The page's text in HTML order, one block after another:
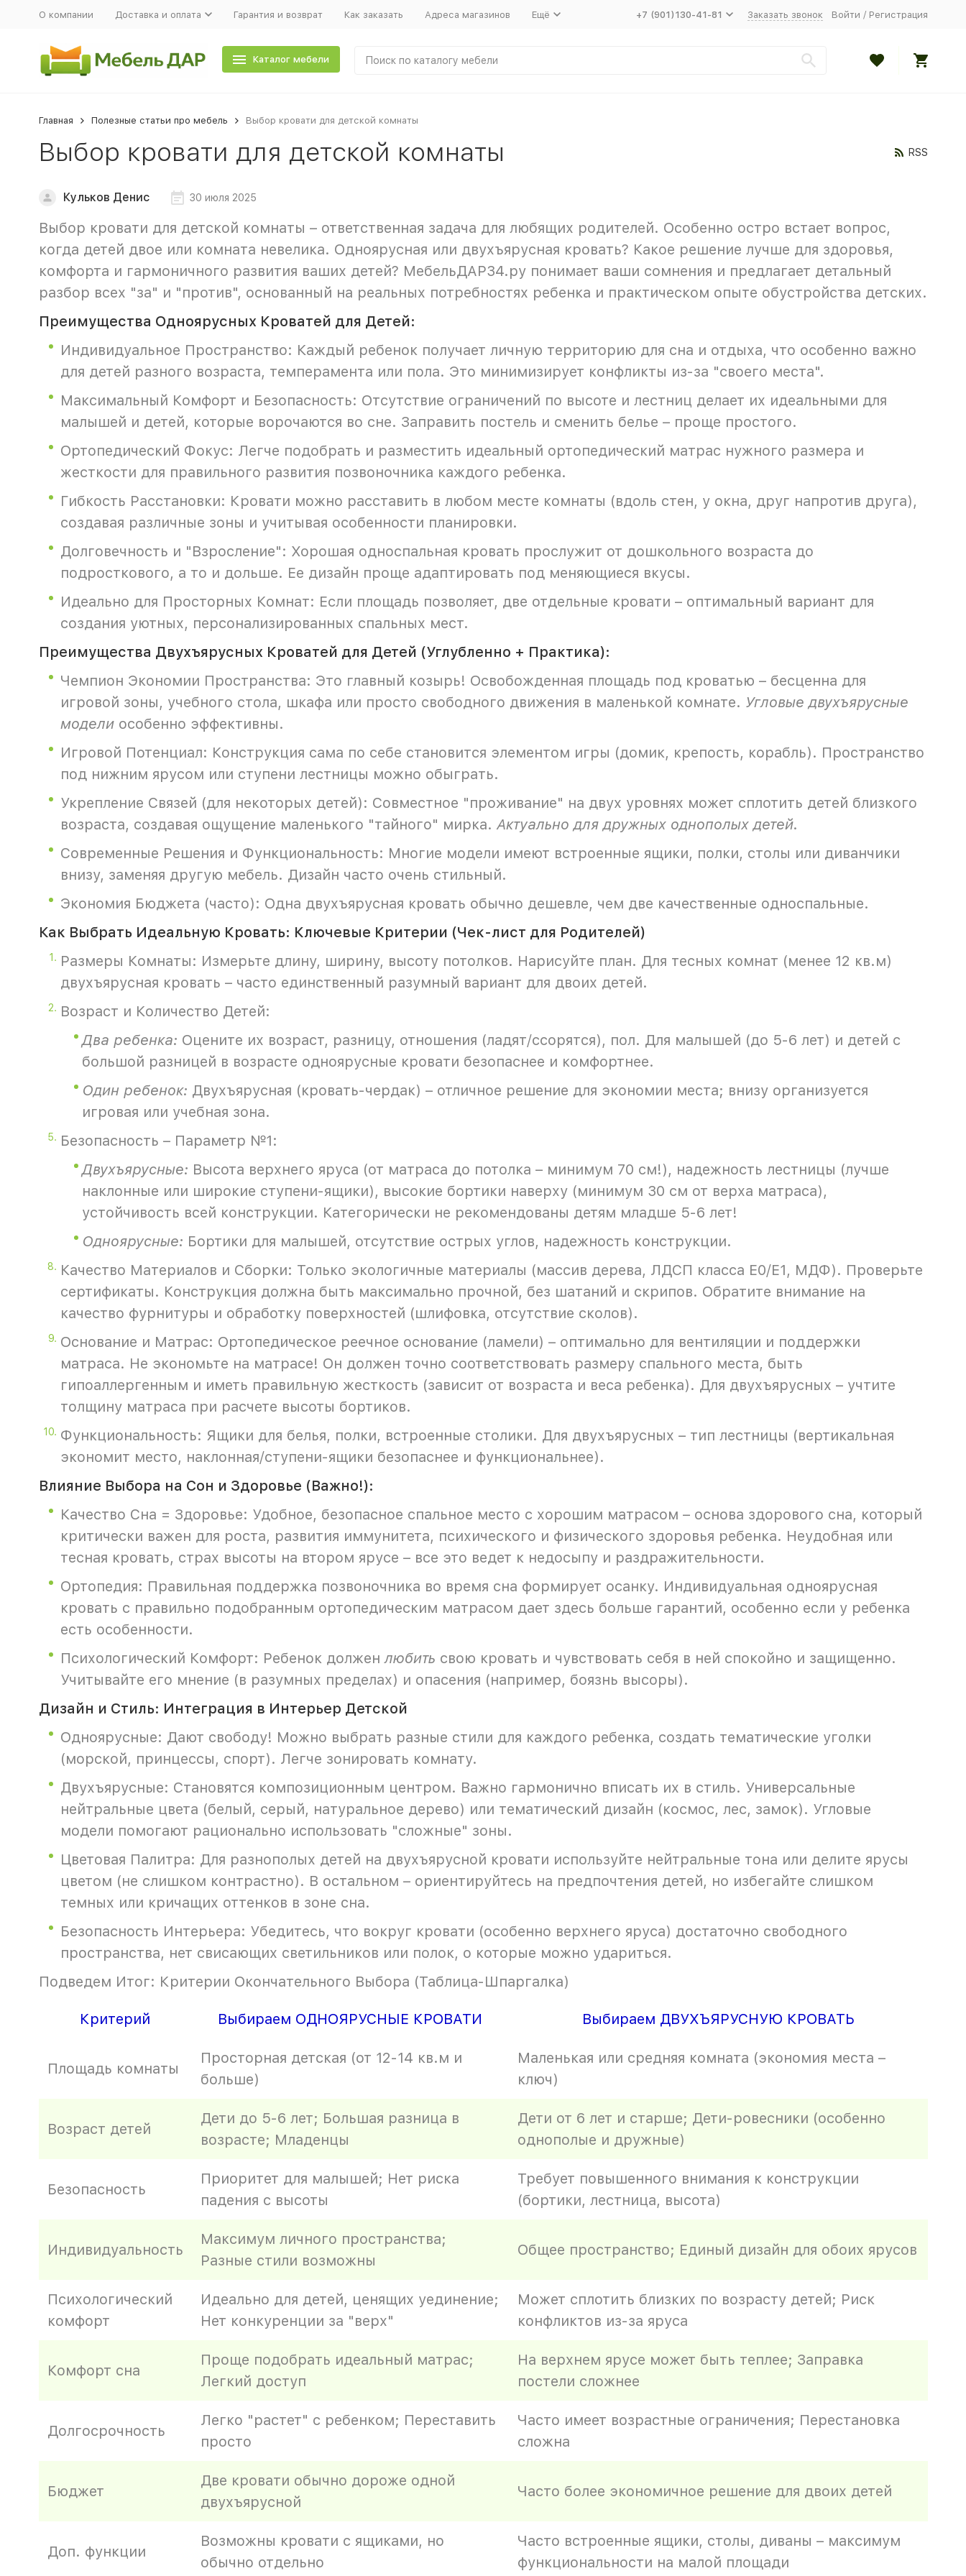
О компании Доставка и оплата Гарантия и возврат Как заказать Адреса магазинов Ещё +7 (901)130-41-81 Заказать звонок Войти / Регистрация
Каталог мебели
Главная Полезные статьи про мебель Выбор кровати для детской комнаты
Выбор кровати для детской комнаты RSS
Кульков Денис 30 июля 2025
Выбор кровати для детской комнаты – ответственная задача для любящих родителей. Особенно остро встает вопрос,
когда детей двое или комната невелика. Одноярусная или двухъярусная кровать? Какое решение лучше для здоровья,
комфорта и гармоничного развития ваших детей? МебельДАР34.ру понимает ваши сомнения и предлагает детальный
разбор всех "за" и "против", основанный на реальных потребностях ребенка и практическом опыте обустройства детских.
Преимущества Одноярусных Кроватей для Детей:
Индивидуальное Пространство: Каждый ребенок получает личную территорию для сна и отдыха, что особенно важно
для детей разного возраста, темперамента или пола. Это минимизирует конфликты из-за "своего места".
Максимальный Комфорт и Безопасность: Отсутствие ограничений по высоте и лестниц делает их идеальными для
малышей и детей, которые ворочаются во сне. Заправить постель и сменить белье – проще простого.
Ортопедический Фокус: Легче подобрать и разместить идеальный ортопедический матрас нужного размера и
жесткости для правильного развития позвоночника каждого ребенка.
Гибкость Расстановки: Кровати можно расставить в любом месте комнаты (вдоль стен, у окна, друг напротив друга),
создавая различные зоны и учитывая особенности планировки.
Долговечность и "Взросление": Хорошая односпальная кровать прослужит от дошкольного возраста до
подросткового, а то и дольше. Ее дизайн проще адаптировать под меняющиеся вкусы.
Идеально для Просторных Комнат: Если площадь позволяет, две отдельные кровати – оптимальный вариант для
создания уютных, персонализированных спальных мест.
Преимущества Двухъярусных Кроватей для Детей (Углубленно + Практика):
Чемпион Экономии Пространства: Это главный козырь! Освобожденная площадь под кроватью – бесценна для
игровой зоны, учебного стола, шкафа или просто свободного движения в маленькой комнате. Угловые двухъярусные
моделиособенно эффективны.
Игровой Потенциал: Конструкция сама по себе становится элементом игры (домик, крепость, корабль). Пространство
под нижним ярусом или ступени лестницы можно обыграть.
Укрепление Связей (для некоторых детей): Совместное "проживание" на двух уровнях может сплотить детей близкого
возраста, создавая ощущение маленького "тайного" мирка. Актуально для дружных однополых детей.
Современные Решения и Функциональность: Многие модели имеют встроенные ящики, полки, столы или диванчики
внизу, заменяя другую мебель. Дизайн часто очень стильный.
Экономия Бюджета (часто): Одна двухъярусная кровать обычно дешевле, чем две качественные односпальные.
Как Выбрать Идеальную Кровать: Ключевые Критерии (Чек-лист для Родителей)
Размеры Комнаты: Измерьте длину, ширину, высоту потолков. Нарисуйте план. Для тесных комнат (менее 12 кв.м)
двухъярусная кровать – часто единственный разумный вариант для двоих детей.
Возраст и Количество Детей:
Два ребенка: Оцените их возраст, разницу, отношения (ладят/ссорятся), пол. Для малышей (до 5-6 лет) и детей с
большой разницей в возрасте одноярусные кровати безопаснее и комфортнее.
Один ребенок: Двухъярусная (кровать-чердак) – отличное решение для экономии места; внизу организуется
игровая или учебная зона.
Безопасность – Параметр №1:
Двухъярусные: Высота верхнего яруса (от матраса до потолка – минимум 70 см!), надежность лестницы (лучше
наклонные или широкие ступени-ящики), высокие бортики наверху (минимум 30 см от верха матраса),
устойчивость всей конструкции. Категорически не рекомендованы детям младше 5-6 лет!
Одноярусные: Бортики для малышей, отсутствие острых углов, надежность конструкции.
Качество Материалов и Сборки: Только экологичные материалы (массив дерева, ЛДСП класса Е0/Е1, МДФ). Проверьте
сертификаты. Конструкция должна быть максимально прочной, без шатаний и скрипов. Обратите внимание на
качество фурнитуры и обработку поверхностей (шлифовка, отсутствие сколов).
Основание и Матрас: Ортопедическое реечное основание (ламели) – оптимально для вентиляции и поддержки
матраса. Не экономьте на матрасе! Он должен точно соответствовать размеру спального места, быть
гипоаллергенным и иметь правильную жесткость (зависит от возраста и веса ребенка). Для двухъярусных – учтите
толщину матраса при расчете высоты бортиков.
Функциональность: Ящики для белья, полки, встроенные столики. Для двухъярусных – тип лестницы (вертикальная
экономит место, наклонная/ступени-ящики безопаснее и функциональнее).
Влияние Выбора на Сон и Здоровье (Важно!):
Качество Сна = Здоровье: Удобное, безопасное спальное место с хорошим матрасом – основа здорового сна, который
критически важен для роста, развития иммунитета, психического и физического здоровья ребенка. Неудобная или
тесная кровать, страх высоты на втором ярусе – все это ведет к недосыпу и раздражительности.
Ортопедия: Правильная поддержка позвоночника во время сна формирует осанку. Индивидуальная одноярусная
кровать с правильно подобранным ортопедическим матрасом дает здесь больше гарантий, особенно если у ребенка
есть особенности.
Психологический Комфорт: Ребенок долженлюбить свою кровать и чувствовать себя в ней спокойно и защищенно.
Учитывайте его мнение (в разумных пределах) и опасения (например, боязнь высоры).
Дизайн и Стиль: Интеграция в Интерьер Детской
Одноярусные: Дают свободу! Можно выбрать разные стили для каждого ребенка, создать тематические уголки
(морской, принцессы, спорт). Легче зонировать комнату.
Двухъярусные: Становятся композиционным центром. Важно гармонично вписать их в стиль. Универсальные
нейтральные цвета (белый, серый, натуральное дерево) или тематический дизайн (космос, лес, замок). Угловые
модели помогают рационально использовать "сложные" зоны.
Цветовая Палитра: Для разнополых детей на двухъярусной кровати используйте нейтральные тона или делите ярусы
цветом (не слишком контрастно). В остальном – ориентируйтесь на предпочтения детей, но избегайте слишком
темных или кричащих оттенков в зоне сна.
Безопасность Интерьера: Убедитесь, что вокруг кровати (особенно верхнего яруса) достаточно свободного
пространства, нет свисающих светильников или полок, о которые можно удариться.
Подведем Итог: Критерии Окончательного Выбора (Таблица-Шпаргалка)
Критерий Выбираем ОДНОЯРУСНЫЕ КРОВАТИ Выбираем ДВУХЪЯРУСНУЮ КРОВАТЬ
Площадь комнаты
Просторная детская (от 12-14 кв.м и
больше)
Маленькая или средняя комната (экономия места –
ключ)
Возраст детей
Дети до 5-6 лет; Большая разница в
возрасте; Младенцы
Дети от 6 лет и старше; Дети-ровесники (особенно
однополые и дружные)
Безопасность
Приоритет для малышей; Нет риска
падения с высоты
Требует повышенного внимания к конструкции
(бортики, лестница, высота)
Индивидуальность
Максимум личного пространства;
Разные стили возможны
Общее пространство; Единый дизайн для обоих ярусов
Психологический
комфорт
Идеально для детей, ценящих уединение;
Нет конкуренции за "верх"
Может сплотить близких по возрасту детей; Риск
конфликтов из-за яруса
Комфорт сна
Проще подобрать идеальный матрас;
Легкий доступ
На верхнем ярусе может быть теплее; Заправка
постели сложнее
Долгосрочность
Легко "растет" с ребенком; Переставить
просто
Часто имеет возрастные ограничения; Перестановка
сложна
Бюджет
Две кровати обычно дороже одной
двухъярусной
Часто более экономичное решение для двоих детей
Доп. функции
Возможны кровати с ящиками, но
обычно отдельно
Часто встроенные ящики, столы, диваны – максимум
функциональности на малой площади